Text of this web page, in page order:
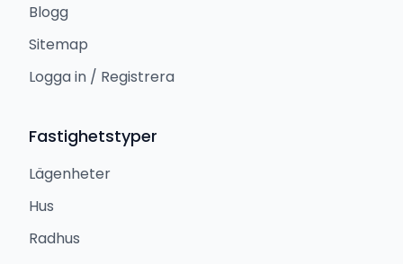
Blogg
Sitemap
Logga in / Registrera
Fastighetstyper
Lägenheter
Hus
Radhus